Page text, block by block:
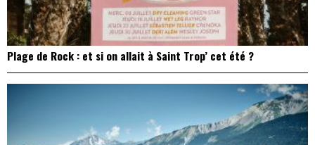
Plage de Rock : et si on allait à Saint Trop’ cet été ?